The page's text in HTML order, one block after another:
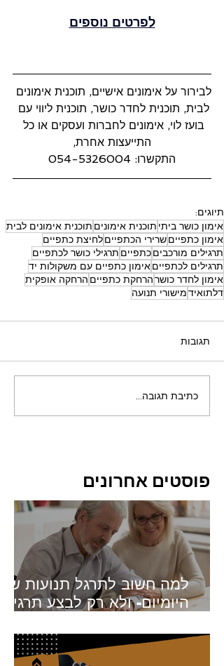
לפרטים נוספים
לבירור על אימונים אישיים, תוכנית אימונים
לבית, תוכנית לחדר כושר, תוכנית ליווי עם
בועז לוי, אימונים לחברות ועסקים או כל
התייעצות אחרת,
התקשרו: 054-5326004
תיוגים:
אימון כושר ביתי תוכנית אימונים תוכנית אימונים לבית
אימון כתפייםשרירי הכתפייםלחיצת כתפיים
תרגילים מורכביםכתפיים תרגילי כושר לכתפיים
תרגילים לכתפייםאימון כתפיים עם משקולות יד
אימון לחדר כושרהרחקת כתפיים הרחקה אופקית
דלתואידמישורי תנועה
תגובות
כתיבת תגובה...
פוסטים אחרונים
למה חשוב לתרגל תנועות של
היומיום- ולא רק לבצע תרגילי